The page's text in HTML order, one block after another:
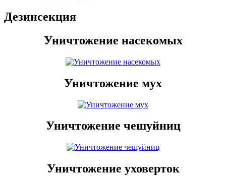
Дезинсекция
Уничтожение насекомых
Уничтожение мух
Уничтожение чешуйниц
Уничтожение уховерток